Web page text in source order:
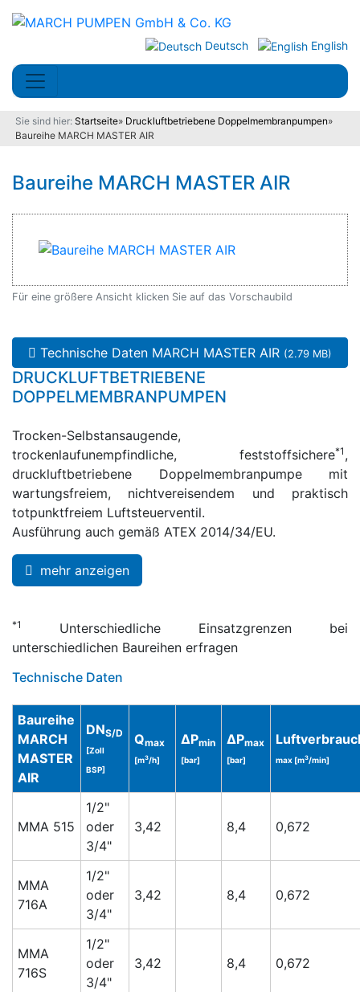
Deutsch English
Sie sind hier: Startseite» Druckluftbetriebene Doppelmembranpumpen»
Baureihe MARCH MASTER AIR
Baureihe MARCH MASTER AIR
Für eine größere Ansicht klicken Sie auf das Vorschaubild
Technische Daten MARCH MASTER AIR (2.79 MB)
DRUCKLUFTBETRIEBENE
DOPPELMEMBRANPUMPEN
Trocken-Selbstansaugende,
trockenlaufunempfindliche, feststoffsichere*1 ,
druckluftbetriebene Doppelmembranpumpe mit
wartungsfreiem, nichtvereisendem und praktisch
totpunktfreiem Luftsteuerventil.
Ausführung auch gemäß ATEX 2014/34/EU.
mehr anzeigen
*1
Unterschiedliche Einsatzgrenzen bei
unterschiedlichen Baureihen erfragen
Technische Daten
Baureihe
MARCH
MASTER
AIR
DNS/D
[Zoll
BSP]
Qmax
[m3/h]
ΔPmin
[bar]
ΔPmax
[bar] max [m3/min]
MMA 515
1/2"
oder
3/4"
3,42 8,4 0,672
MMA
716A
1/2"
oder
3/4"
3,42 8,4 0,672
MMA
716S
1/2"
oder
3/4"
3,42 8,4 0,672